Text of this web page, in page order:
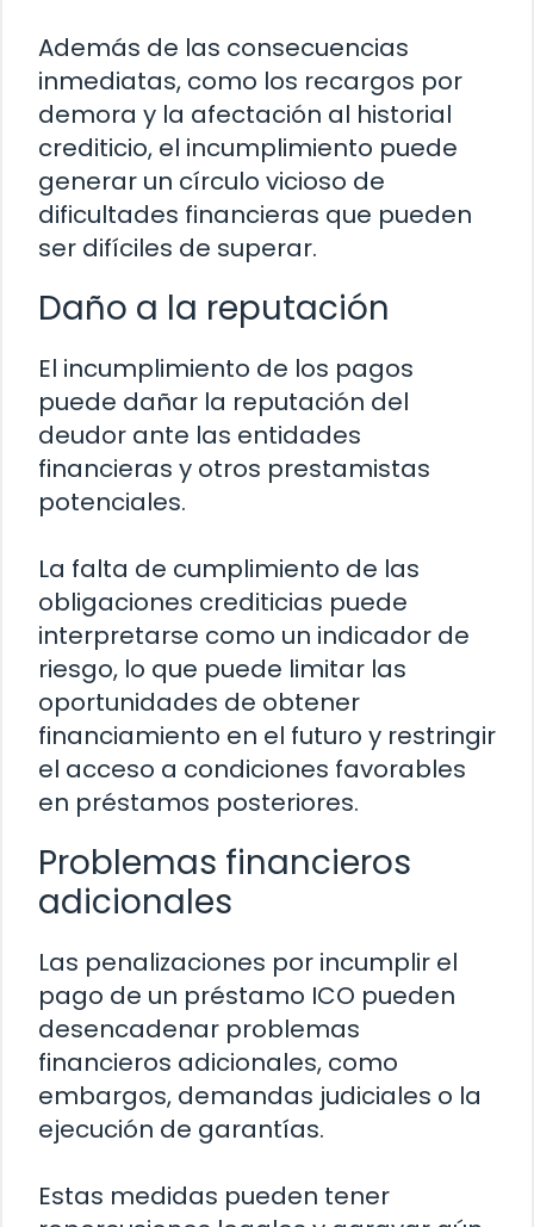
Además de las consecuencias
inmediatas, como los recargos por
demora y la afectación al historial
crediticio, el incumplimiento puede
generar un círculo vicioso de
dificultades financieras que pueden
ser difíciles de superar.
Daño a la reputación
El incumplimiento de los pagos
puede dañar la reputación del
deudor ante las entidades
financieras y otros prestamistas
potenciales.
La falta de cumplimiento de las
obligaciones crediticias puede
interpretarse como un indicador de
riesgo, lo que puede limitar las
oportunidades de obtener
financiamiento en el futuro y restringir
el acceso a condiciones favorables
en préstamos posteriores.
Problemas financieros
adicionales
Las penalizaciones por incumplir el
pago de un préstamo ICO pueden
desencadenar problemas
financieros adicionales, como
embargos, demandas judiciales o la
ejecución de garantías.
Estas medidas pueden tener